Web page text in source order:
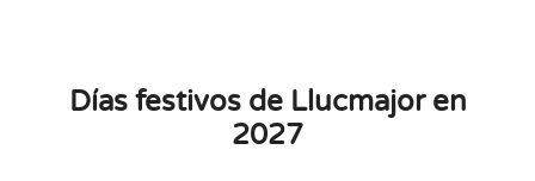
Días festivos de Llucmajor en
2027